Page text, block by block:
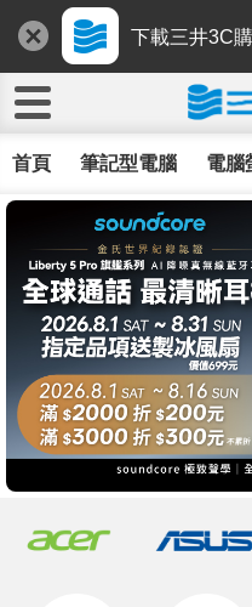
下載三井3C
首頁 筆記型電腦 電腦